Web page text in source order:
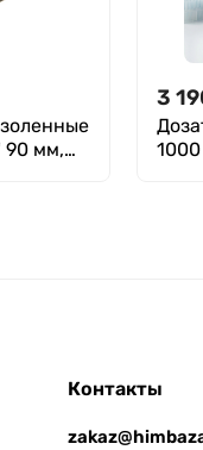
90 мм,
3
Контакты